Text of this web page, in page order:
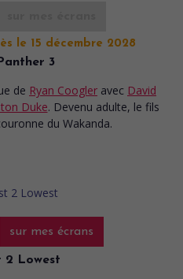
le 15 décembre 2028
3
de Ryan Coogler avec David
Duke. Devenu adulte, le fils
du Wakanda.
sur mes écrans
2 Lowest